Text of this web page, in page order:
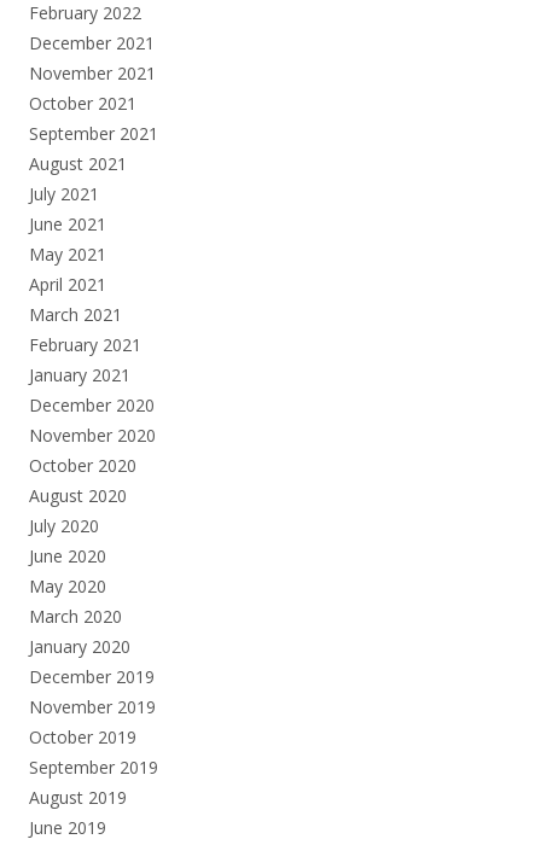
February 2022
December 2021
November 2021
October 2021
September 2021
August 2021
July 2021
June 2021
May 2021
April 2021
March 2021
February 2021
January 2021
December 2020
November 2020
October 2020
August 2020
July 2020
June 2020
May 2020
March 2020
January 2020
December 2019
November 2019
October 2019
September 2019
August 2019
June 2019